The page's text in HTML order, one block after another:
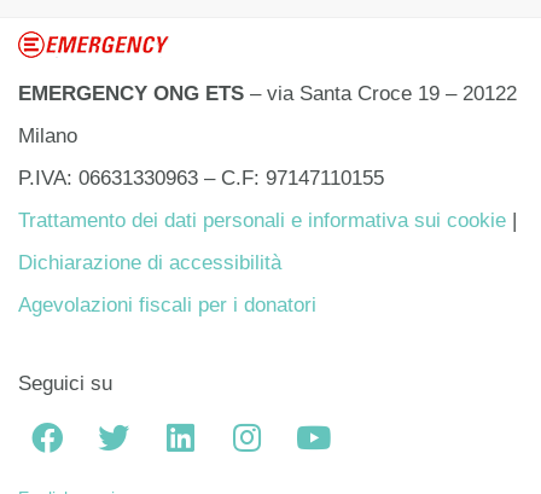
EMERGENCY ONG ETS – via Santa Croce 19 – 20122
Milano
P.IVA: 06631330963 – C.F: 97147110155
Trattamento dei dati personali e informativa sui cookie |
Dichiarazione di accessibilità
Agevolazioni fiscali per i donatori
Seguici su